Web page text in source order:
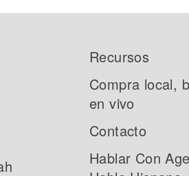
Recursos
Compra local,
en vivo
Contacto
Hablar Con